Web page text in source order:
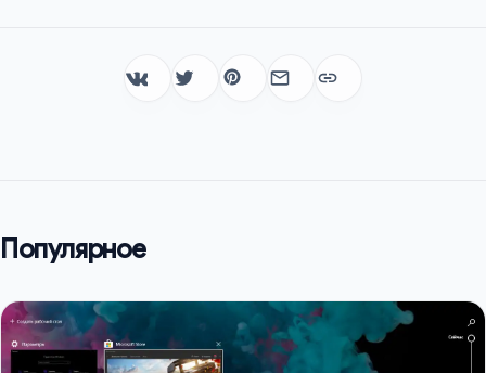
Популярное